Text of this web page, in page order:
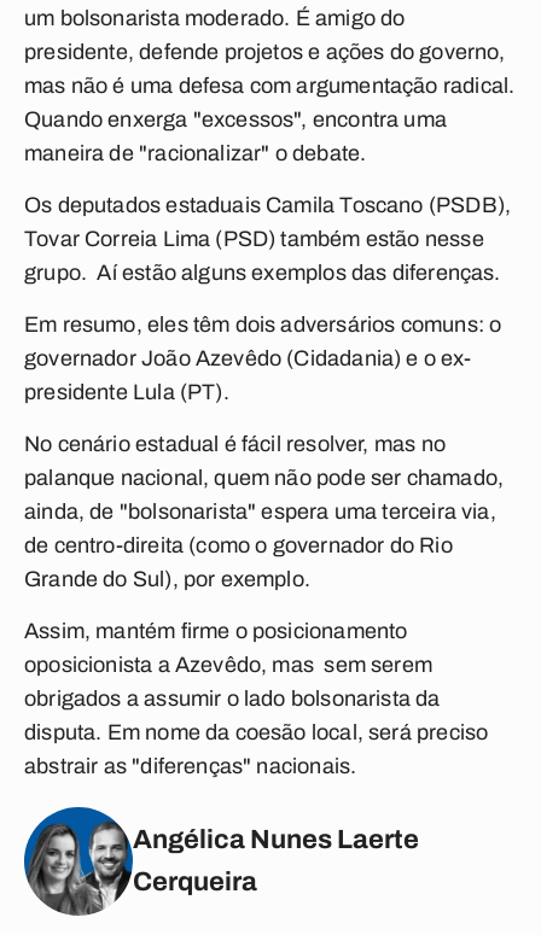
um bolsonarista moderado. É amigo do
presidente, defende projetos e ações do governo,
mas não é uma defesa com argumentação radical.
Quando enxerga "excessos", encontra uma
maneira de "racionalizar" o debate.
Os deputados estaduais Camila Toscano (PSDB),
Tovar Correia Lima (PSD) também estão nesse
grupo. Aí estão alguns exemplos das diferenças.
Em resumo, eles têm dois adversários comuns: o
governador João Azevêdo (Cidadania) e o ex-
presidente Lula (PT).
No cenário estadual é fácil resolver, mas no
palanque nacional, quem não pode ser chamado,
ainda, de "bolsonarista" espera uma terceira via,
de centro-direita (como o governador do Rio
Grande do Sul), por exemplo.
Assim, mantém firme o posicionamento
oposicionista a Azevêdo, mas sem serem
obrigados a assumir o lado bolsonarista da
disputa. Em nome da coesão local, será preciso
abstrair as "diferenças" nacionais.
Angélica Nunes Laerte
Cerqueira